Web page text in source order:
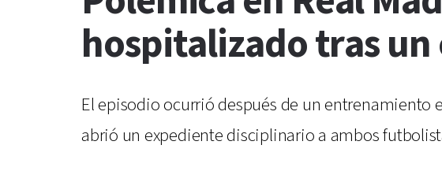
hospitalizado tras
El episodio ocurrió después de un entrenamiento
abrió un expediente disciplinario a ambos